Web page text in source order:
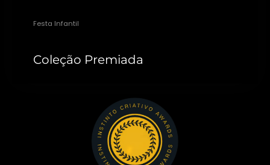
Festa Infantil
Coleção Premiada